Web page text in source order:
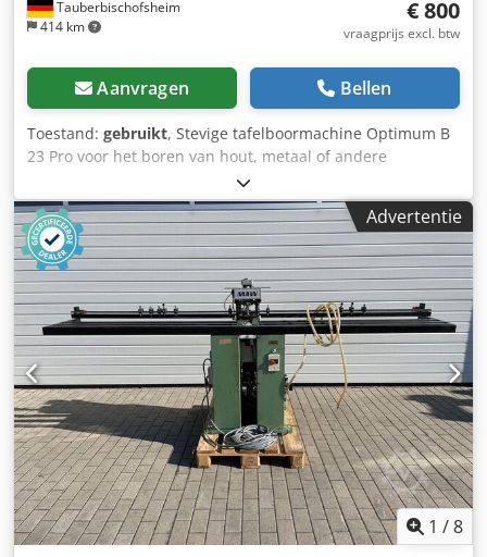
Tauberbischofsheim
414 km
€ 800
vraagprijs excl. btw
Aanvragen Bellen
Toestand: gebruikt, Stevige tafelboormachine Optimum B
23 Pro voor het boren van hout, metaal of andere
materialen, voorzien van een snelspankop. Technische
specificaties: - Spindeltap: MK 2 - Aansluitvermogen: 750 W
// 400 V // 50 Hz Codpfxezrytlo Ag Ejha
Advertentie
1 /8